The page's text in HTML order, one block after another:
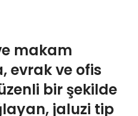
makam
evrak ve ofis
bir şekilde
jaluzi tip